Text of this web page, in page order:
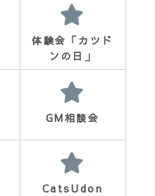
体験会「カツド
ンの日」
GM相談会
CatsUdon